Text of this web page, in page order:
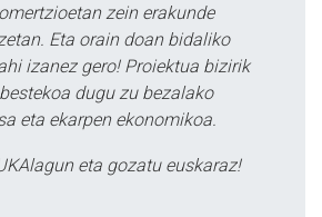
zein erakunde
Eta orain doan bidaliko
izanez gero! Proiektua bizirik
dugu zu bezalako
eta ekarpen ekonomikoa.
eta gozatu euskaraz!